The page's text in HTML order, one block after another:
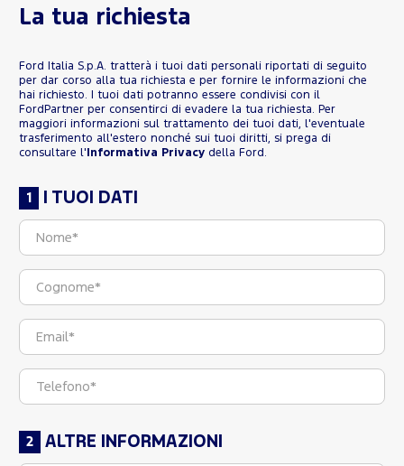
La tua richiesta
Ford Italia S.p.A. tratterà i tuoi dati personali riportati di seguito
per dar corso alla tua richiesta e per fornire le informazioni che
hai richiesto. I tuoi dati potranno essere condivisi con il
FordPartner per consentirci di evadere la tua richiesta. Per
maggiori informazioni sul trattamento dei tuoi dati, l'eventuale
trasferimento all'estero nonché sui tuoi diritti, si prega di
consultare l' Informativa Privacy della Ford.
I TUOI DATI
ALTRE INFORMAZIONI